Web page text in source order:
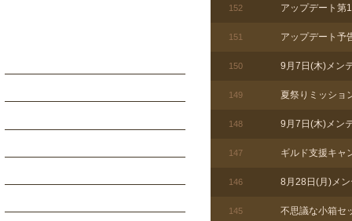
152 アップデート第
151 アップデート予
150 9月7日(木)メン
149 夏祭りミッショ
148 9月7日(木)メン
147 ギルド支援キャ
146 8月28日(月)メ
145 不思議な小箱セ